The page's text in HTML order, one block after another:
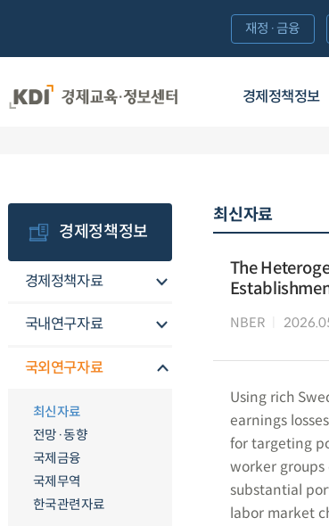
경제정책정보
재정·금융
경제정책정보
경제정책자료
국내연구자료
국외연구자료
최신자료
전망·동향
국제금융
국제무역
한국관련자료
최신자료
The
NBER
Using rich
earnings
for targeting
worker groups
substantial
labor market